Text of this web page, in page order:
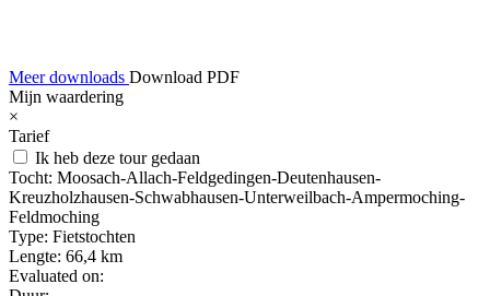
Meer downloads Download PDF
Mijn waardering
×
Tarief
Ik heb deze tour gedaan
Tocht: Moosach-Allach-Feldgedingen-Deutenhausen-
Kreuzholzhausen-Schwabhausen-Unterweilbach-Ampermoching-
Feldmoching
Type: Fietstochten
Lengte: 66,4 km
Evaluated on: